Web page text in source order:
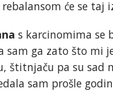
će se taj
s karcinomima se
sam ga zato što mi
štitnjaču pa su sad
sam prošle